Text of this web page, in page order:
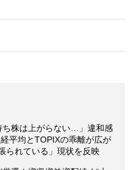
ち株は上がらない…」違和感
平均とTOPIXの乖離が広が
られている」現状を反映